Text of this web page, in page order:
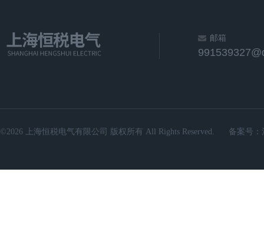
邮箱
©2026 上海恒税电气有限公司 版权所有 All Rights Reserved. 备案号：